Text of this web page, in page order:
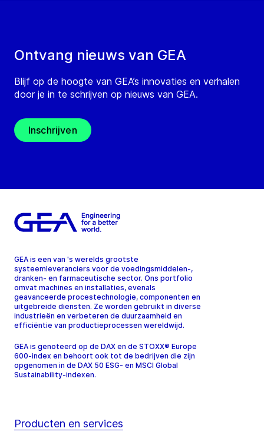
Ontvang nieuws van GEA
Blijf op de hoogte van GEA’s innovaties en verhalen
door je in te schrijven op nieuws van GEA.
Inschrijven
GEA is een van 's werelds grootste
systeemleveranciers voor de voedingsmiddelen-,
dranken- en farmaceutische sector. Ons portfolio
omvat machines en installaties, evenals
geavanceerde procestechnologie, componenten en
uitgebreide diensten. Ze worden gebruikt in diverse
industrieën en verbeteren de duurzaamheid en
efficiëntie van productieprocessen wereldwijd.
GEA is genoteerd op de DAX en de STOXX® Europe
600-index en behoort ook tot de bedrijven die zijn
opgenomen in de DAX 50 ESG- en MSCI Global
Sustainability-indexen.
Producten en services